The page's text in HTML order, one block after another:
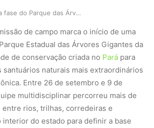
Nova fase do Parque das Árvores Gigantes impuls…
de campo marca o início de uma
Estadual das Árvores Gigantes da
de conservação criada no Pará para
santuários naturais mais extraordinários
Entre 26 de setembro e 9 de
multidisciplinar percorreu mais de
rios, trilhas, corredeiras e
interior do estado para definir a base